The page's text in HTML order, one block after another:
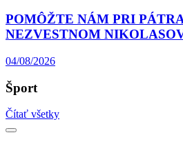
POMÔŽTE NÁM PRI
NEZVESTNOM
04/08/2026
Šport
Čítať všetky